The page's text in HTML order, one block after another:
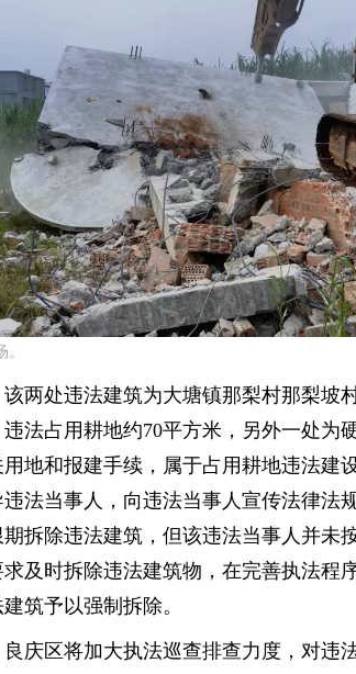
两处违法建筑为大塘镇那梨村那梨坡
法占用耕地约70平方米，另外一处为
地和报建手续，属于占用耕地违法建
法当事人，向违法当事人宣传法律法
拆除违法建筑，但该违法当事人并未
及时拆除违法建筑物，在完善执法程
筑予以强制拆除。
庆区将加大执法巡查排查力度，对违